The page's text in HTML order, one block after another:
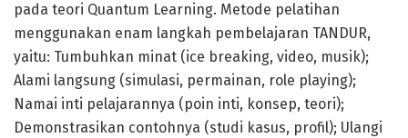
pada teori Quantum Learning. Metode pelatihan
menggunakan enam langkah pembelajaran TANDUR,
yaitu: Tumbuhkan minat (ice breaking, video, musik);
Alami langsung (simulasi, permainan, role playing);
Namai inti pelajarannya (poin inti, konsep, teori);
Demonstrasikan contohnya (studi kasus, profil); Ulangi